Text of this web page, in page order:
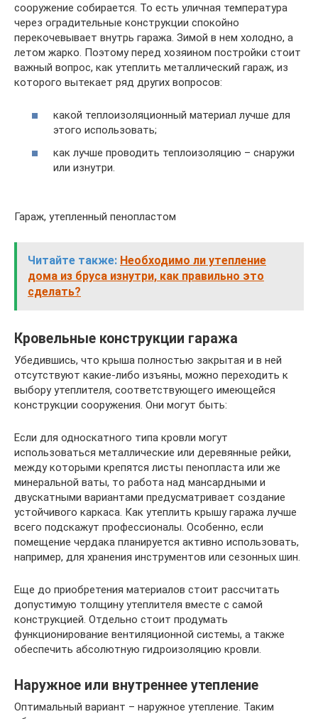
сооружение собирается. То есть уличная температура
через оградительные конструкции спокойно
перекочевывает внутрь гаража. Зимой в нем холодно, а
летом жарко. Поэтому перед хозяином постройки стоит
важный вопрос, как утеплить металлический гараж, из
которого вытекает ряд других вопросов:
какой теплоизоляционный материал лучше для
этого использовать;
как лучше проводить теплоизоляцию – снаружи
или изнутри.
Гараж, утепленный пенопластом
Читайте также: Необходимо ли утепление
дома из бруса изнутри, как правильно это
сделать?
Кровельные конструкции гаража
Убедившись, что крыша полностью закрытая и в ней
отсутствуют какие-либо изъяны, можно переходить к
выбору утеплителя, соответствующего имеющейся
конструкции сооружения. Они могут быть:
Если для односкатного типа кровли могут
использоваться металлические или деревянные рейки,
между которыми крепятся листы пенопласта или же
минеральной ваты, то работа над мансардными и
двускатными вариантами предусматривает создание
устойчивого каркаса. Как утеплить крышу гаража лучше
всего подскажут профессионалы. Особенно, если
помещение чердака планируется активно использовать,
например, для хранения инструментов или сезонных шин.
Еще до приобретения материалов стоит рассчитать
допустимую толщину утеплителя вместе с самой
конструкцией. Отдельно стоит продумать
функционирование вентиляционной системы, а также
обеспечить абсолютную гидроизоляцию кровли.
Наружное или внутреннее утепление
Оптимальный вариант – наружное утепление. Таким